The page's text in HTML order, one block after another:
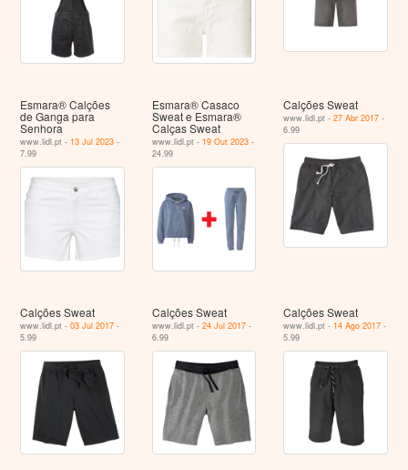
Esmara® Calções
de Ganga para
Senhora
www.lidl.pt - 13 Jul 2023 -
7.99
Esmara® Casaco
Sweat e Esmara®
Calças Sweat
www.lidl.pt - 19 Out 2023-
24.99
Calções Sweat
www.lidl.pt -27 Abr 2017 -
6.99
Calções Sweat
www.lidl.pt -03 Jul 2017 -
5.99
Calções Sweat
www.lidl.pt - 24 Jul 2017-
6.99
Calções Sweat
www.lidl.pt - 14 Ago 2017 -
5.99